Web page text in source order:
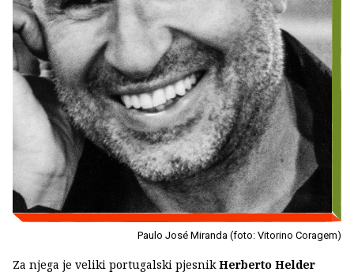
Paulo José Miranda (foto: Vitorino Coragem)
Za njega je veliki portugalski pjesnik Herberto Helder